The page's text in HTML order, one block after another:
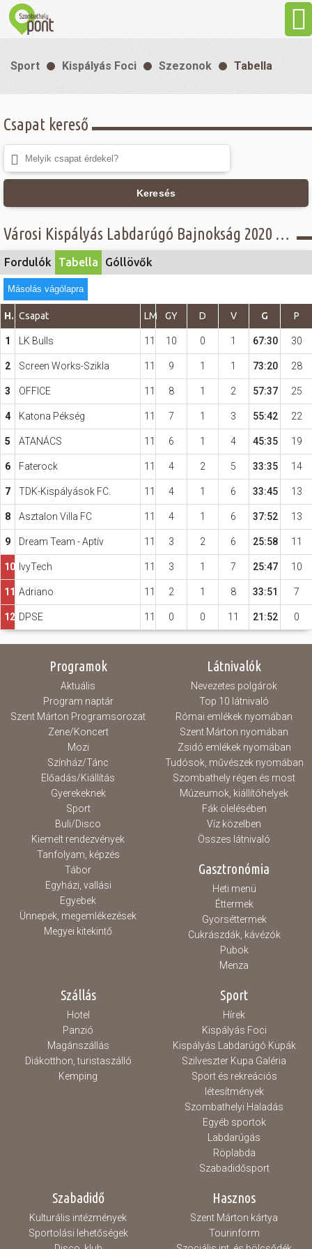
Látnivalók
Gasztronómia
Sport
Szabadidő
Hasznos
Sport Kispályás Foci Szezonok Tabella
Csapat kereső
Keresés
Városi Kispályás Labdarúgó Bajnokság 2020 - Tabella - C. csoport
Fordulók Tabella Góllövők
Másolás vágólapra
H. Csapat LM GY D V G P
1 LK Bulls 11 10 0 1 67:30 30
2 Screen Works-Szikla 11 9 1 1 73:20 28
3 OFFICE 11 8 1 2 57:37 25
4 Katona Pékség 11 7 1 3 55:42 22
5 ATANÁCS 11 6 1 4 45:35 19
6 Faterock 11 4 2 5 33:35 14
7 TDK-Kispályások FC. 11 4 1 6 33:45 13
8 Asztalon Villa FC 11 4 1 6 37:52 13
9 Dream Team - Aptív 11 3 2 6 25:58 11
10 IvyTech 11 3 1 7 25:47 10
11 Adriano 11 2 1 8 33:51 7
12 DPSE 11 0 0 11 21:52 0
Programok
Aktuális
Program naptár
Szent Márton Programsorozat
Zene/Koncert
Mozi
Színház/Tánc
Előadás/Kiállítás
Gyerekeknek
Sport
Buli/Disco
Kiemelt rendezvények
Tanfolyam, képzés
Tábor
Egyházi, vallási
Egyebek
Ünnepek, megemlékezések
Megyei kitekintő
Látnivalók
Nevezetes polgárok
Top 10 látnivaló
Római emlékek nyomában
Szent Márton nyomában
Zsidó emlékek nyomában
Tudósok, művészek nyomában
Szombathely régen és most
Múzeumok, kiállítóhelyek
Fák ölelésében
Víz közelben
Összes látnivaló
Gasztronómia
Heti menü
Éttermek
Gyorséttermek
Cukrászdák, kávézók
Pubok
Menza
Szállás
Hotel
Panzió
Magánszállás
Diákotthon, turistaszálló
Kemping
Sport
Hírek
Kispályás Foci
Kispályás Labdarúgó Kupák
Szilveszter Kupa Galéria
Sport és rekreációs
létesítmények
Szombathelyi Haladás
Egyéb sportok
Labdarúgás
Röplabda
Szabadidősport
Szabadidő
Kulturális intézmények
Sportolási lehetőségek
Hasznos
Szent Márton kártya
Tourinform